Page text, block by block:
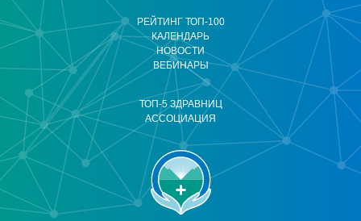
РЕЙТИНГ ТОП-100
КАЛЕНДАРЬ
НОВОСТИ
ВЕБИНАРЫ
ТОП-5 ЗДРАВНИЦ
АССОЦИАЦИЯ